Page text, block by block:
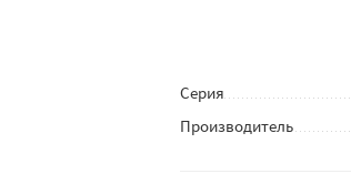
Серия
Производитель